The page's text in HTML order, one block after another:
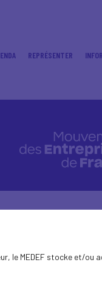
REPRÉSENTER
le MEDEF stocke et/